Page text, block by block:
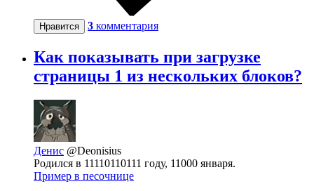
Нравится 3 комментария
Как показывать при загрузке
страницы 1 из нескольких блоков?
Денис @Deonisius
Родился в 11110110111 году, 11000 января.
Пример в песочнице